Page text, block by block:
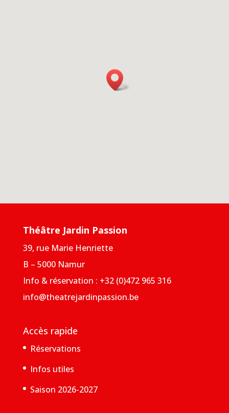
Théâtre Jardin Passion
39, rue Marie Henriette
B – 5000 Namur
Info & réservation : +32 (0)472 965 316
info@theatrejardinpassion.be
Accès rapide
Réservations
Infos utiles
Saison 2026-2027